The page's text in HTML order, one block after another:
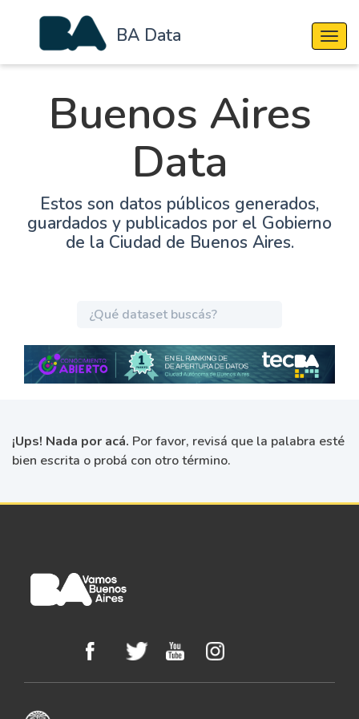
BA Data
Buenos Aires
Data
Estos son datos públicos generados,
guardados y publicados por el Gobierno
de la Ciudad de Buenos Aires.
¡Ups! Nada por acá. Por favor, revisá que la palabra esté
bien escrita o probá con otro término.